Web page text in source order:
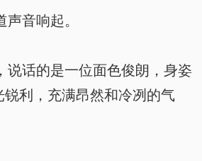
音响起。
话的是一位面色俊朗，身姿
利，充满昂然和冷冽的气